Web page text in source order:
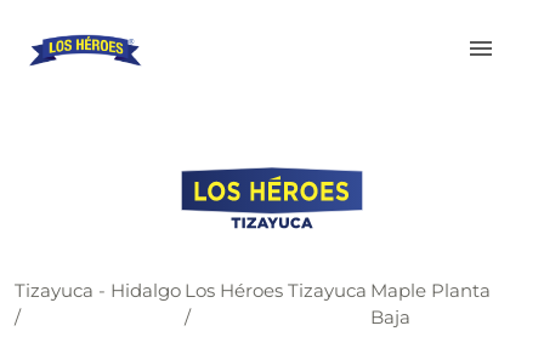
Tizayuca - Hidalgo
/
Los Héroes Tizayuca
/
Maple Planta
Baja